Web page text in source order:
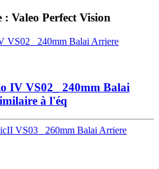
Valeo Perfect Vision
IV VS02_ 240mm Balai
à l'éq